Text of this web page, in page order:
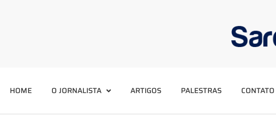
HOME O JORNALISTA ARTIGOS PALESTRAS CONTATO